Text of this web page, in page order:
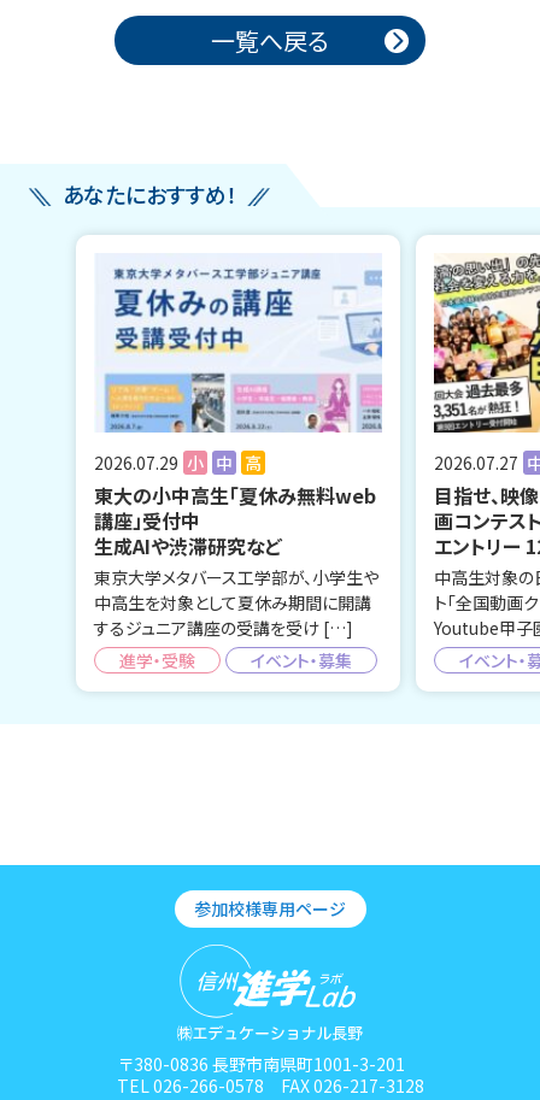
投稿ナビゲーション 一覧へ戻る
あなたにおすすめ！
2026.07.29 小 中 高
東大の小中高生「夏休み無料web
講座」受付中
生成AIや渋滞研究など
東京大学メタバース工学部が、小学生や
中高生を対象として夏休み期間に開講
するジュニア講座の受講を受け […]
進学・受験
イベント・募集
2026.07.27
目指せ、映
画コンテス
エントリー
中高生対象の
ト「全国動画
Youtube甲子
イベント・
参加校様専用ページ
〒380-0836 長野市南県町1001-3-201
TEL 026-266-0578 FAX 026-217-3128